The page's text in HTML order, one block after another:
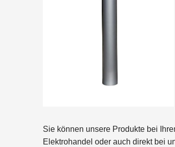
Sie können unsere Produkte bei
Elektrohandel oder auch direkt bei